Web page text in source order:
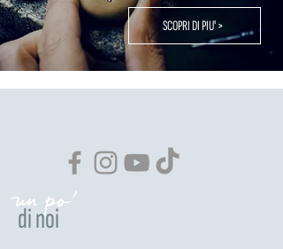
SCOPRI DI PIU' >
di noi
un po'